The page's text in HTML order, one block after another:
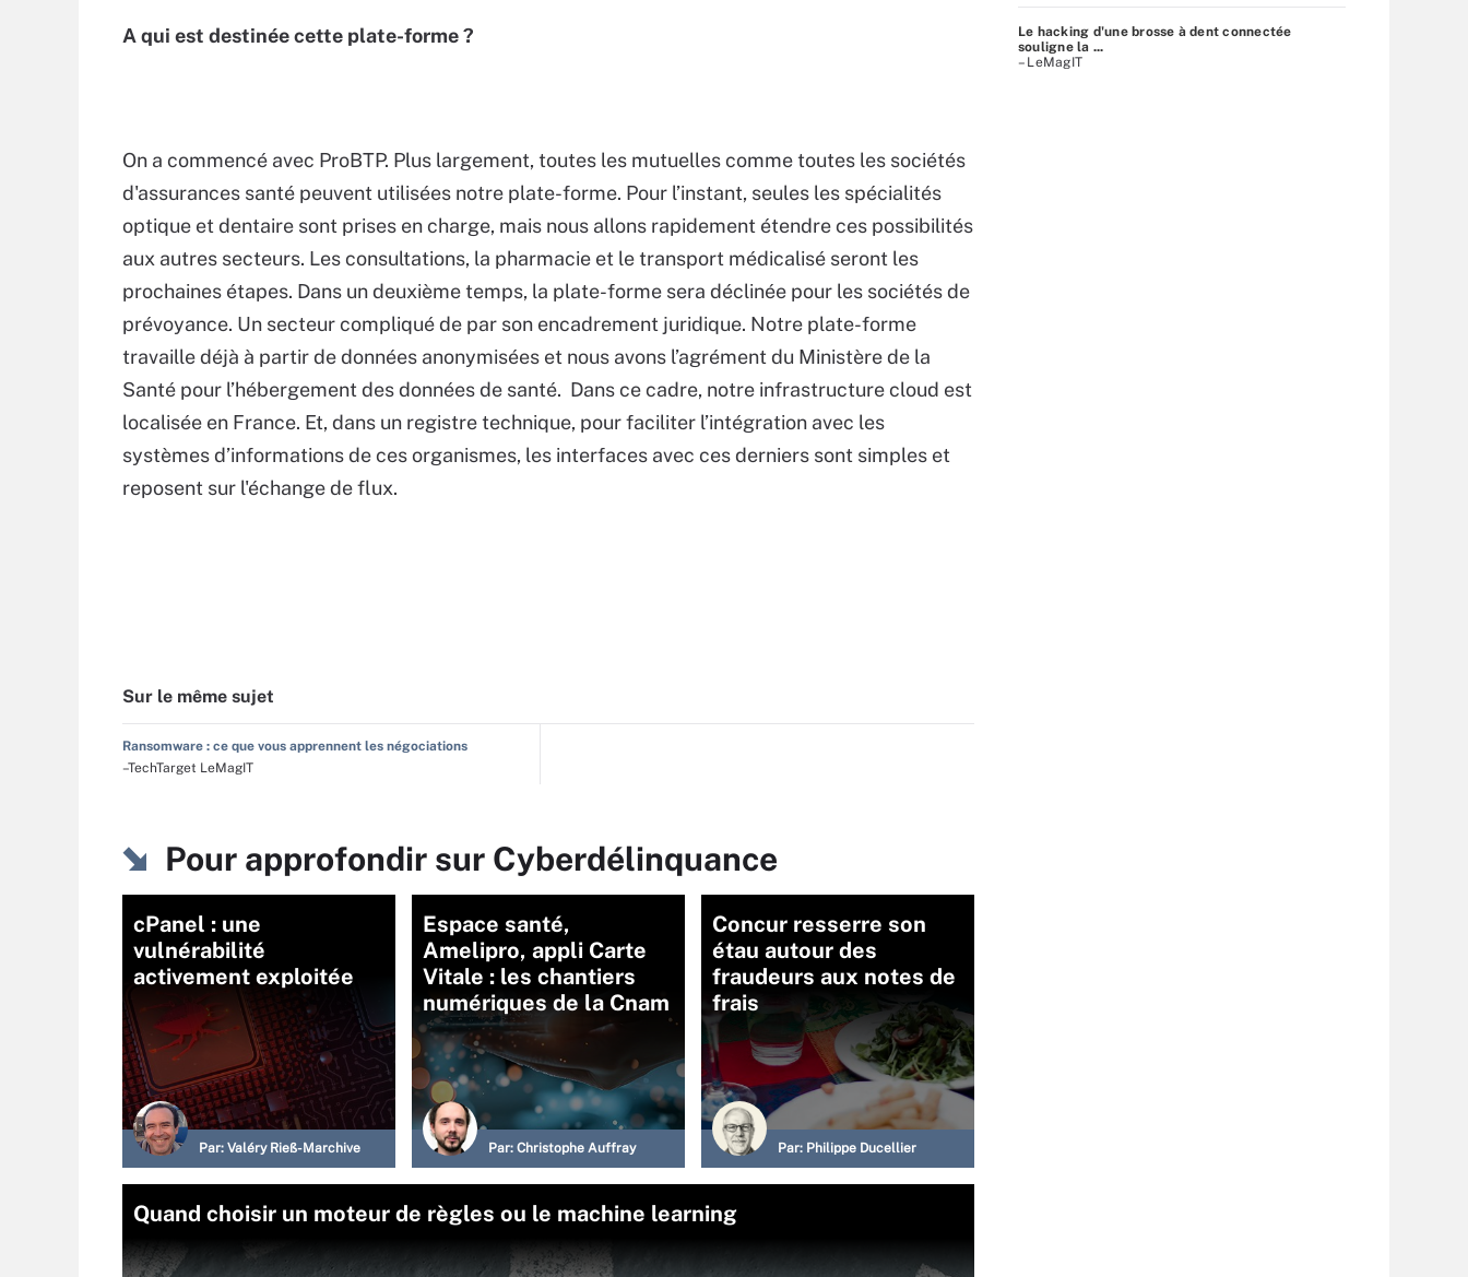
A qui est destinée cette plate-forme ?
On a commencé avec ProBTP. Plus largement, toutes les mutuelles comme toutes les sociétés
d'assurances santé peuvent utilisées notre plate-forme. Pour l’instant, seules les spécialités
optique et dentaire sont prises en charge, mais nous allons rapidement étendre ces possibilités
aux autres secteurs. Les consultations, la pharmacie et le transport médicalisé seront les
prochaines étapes. Dans un deuxième temps, la plate-forme sera déclinée pour les sociétés de
prévoyance. Un secteur compliqué de par son encadrement juridique. Notre plate-forme
travaille déjà à partir de données anonymisées et nous avons l’agrément du Ministère de la
Santé pour l’hébergement des données de santé. Dans ce cadre, notre infrastructure cloud est
localisée en France. Et, dans un registre technique, pour faciliter l’intégration avec les
systèmes d’informations de ces organismes, les interfaces avec ces derniers sont simples et
reposent sur l'échange de flux.
Sur le même sujet
Ransomware : ce que vous apprennent les négociations
–TechTarget LeMagIT
Pour approfondir sur Cyberdélinquance
cPanel : une
vulnérabilité
activement exploitée
Par: Valéry Rieß-Marchive
Espace santé,
Amelipro, appli Carte
Vitale : les chantiers
numériques de la Cnam
Par: Christophe Auffray
Concur resserre son
étau autour des
fraudeurs aux notes de
frais
Par: Philippe Ducellier
Quand choisir un moteur de règles ou le machine learning
Le hacking d'une brosse à dent connectée
souligne la ...
– LeMagIT